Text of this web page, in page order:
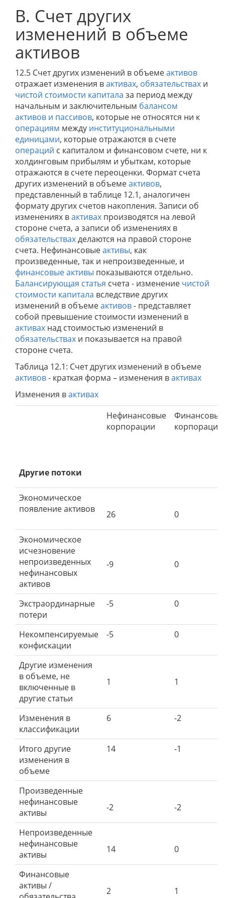
B. Счет других
изменений в объеме
активов
12.5 Счет других изменений в объемеактивов
отражает изменения вактивах, обязательствах и
чистой стоимости капитала за период между
начальным и заключительным балансом
активов и пассивов, которые не относятся ни к
операциям между институциональными
единицами, которые отражаются в счете
операций с капиталом и финансовом счете, ни к
холдинговым прибылям и убыткам, которые
отражаются в счете переоценки. Формат счета
других изменений в объемеактивов,
представленный в таблице 12.1, аналогичен
формату других счетов накопления. Записи об
изменениях вактивах производятся на левой
стороне счета, а записи об изменениях в
обязательствахделаются на правой стороне
счета. Нефинансовыеактивы, как
произведенные, так и непроизведенные, и
финансовые активы показываются отдельно.
Балансирующая статья счета - изменение чистой
стоимости капитала вследствие других
изменений в объемеактивов- представляет
собой превышение стоимости изменений в
активах над стоимостью изменений в
обязательствах и показывается на правой
стороне счета.
Таблица 12.1: Счет других изменений в объеме
активов- краткая форма – изменения вактивах
Изменения вактивах
Другие потоки
Нефинансовые
корпорации
Финансовые
корпорации
Экономическое
появление активов
26 0
Экономическое
исчезновение
непроизведенных
нефинансовых
активов
-9 0
Экстраординарные
потери
-5 0
Некомпенсируемые
конфискации
-5 0
Другие изменения
в объеме, не
включенные в
другие статьи
1 1
Изменения в
классификации
6 -2
Итого другие
изменения в
объеме
14 -1
Произведенные
нефинансовые
активы
-2 -2
Непроизведенные
нефинансовые
активы
14 0
Финансовые
активы /
2 1